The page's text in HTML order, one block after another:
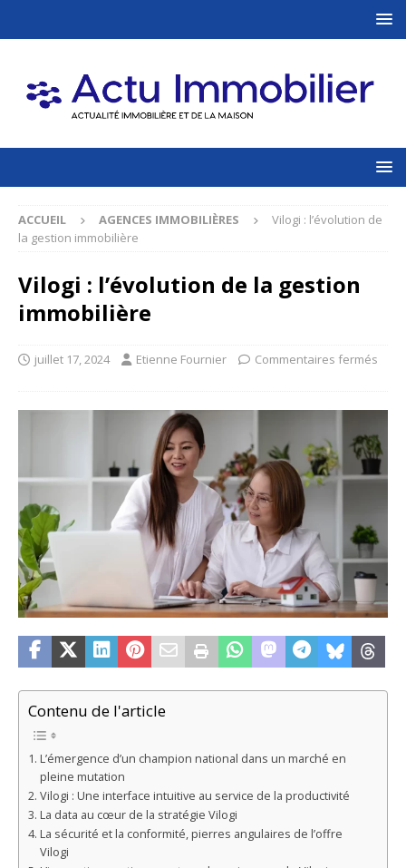
ACCUEIL AGENCES IMMOBILIÈRES
Vilogi : l’évolution de
la gestion immobilière
Vilogi : l’évolution de la gestion
immobilière
juillet 17, 2024 Etienne Fournier Commentaires fermés
Contenu de l'article
L’émergence d’un champion national dans un marché en
pleine mutation
Vilogi : Une interface intuitive au service de la productivité
La data au cœur de la stratégie Vilogi
La sécurité et la conformité, pierres angulaires de l’offre
Vilogi